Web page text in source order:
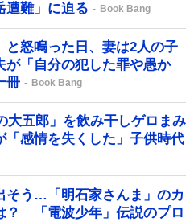
遭難」に迫る
Book Bang
と怒鳴った日、妻は2人の子
「自分の犯した罪や愚か
冊
Book Bang
大五郎」を飲み干しゲロまみ
感情を失くした」子供時代
そう…「明石家さんま」のカ
？ 「電波少年」伝説のプロ